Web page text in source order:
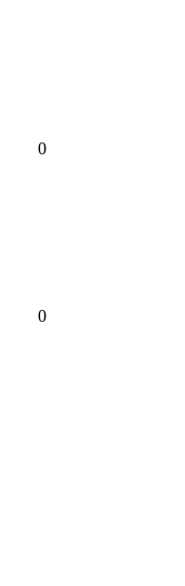
0
0